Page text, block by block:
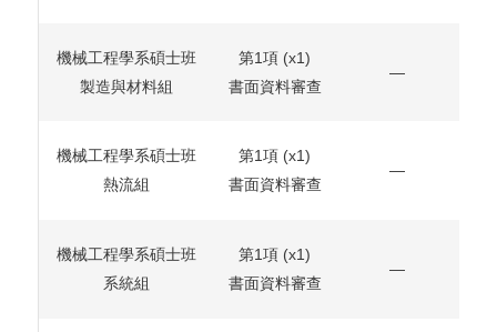
機械工程學系碩士班
製造與材料組
第1項 (x1)
書面資料審查
—
機械工程學系碩士班
熱流組
第1項 (x1)
書面資料審查
—
機械工程學系碩士班
系統組
第1項 (x1)
書面資料審查
—